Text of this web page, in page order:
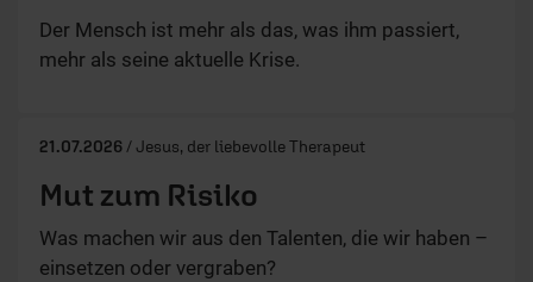
Der Mensch ist mehr als das, was ihm passiert,
mehr als seine aktuelle Krise.
21.07.2026 / Jesus, der liebevolle Therapeut
Mut zum Risiko
Was machen wir aus den Talenten, die wir haben –
einsetzen oder vergraben?